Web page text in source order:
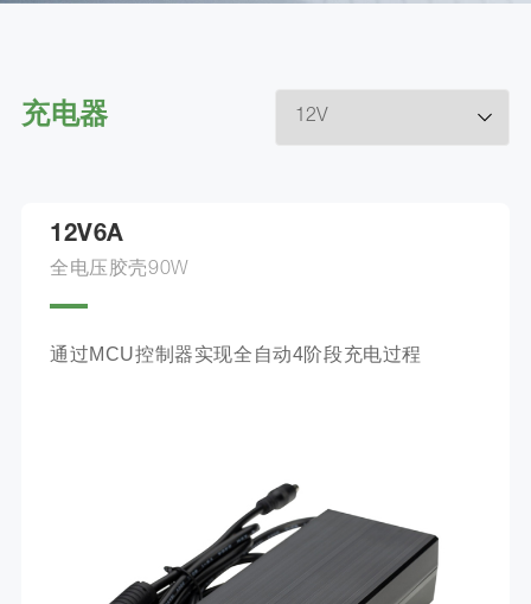
充电器
12V6A
全电压胶壳90W
通过MCU控制器实现全自动4阶段充电过程